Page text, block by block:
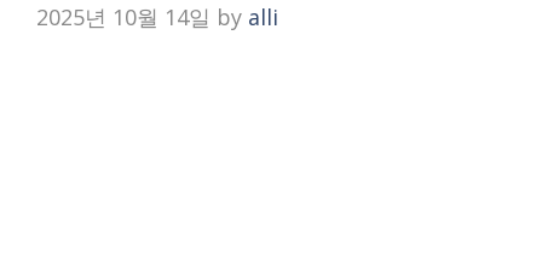
2025년 10월 14일 by alli